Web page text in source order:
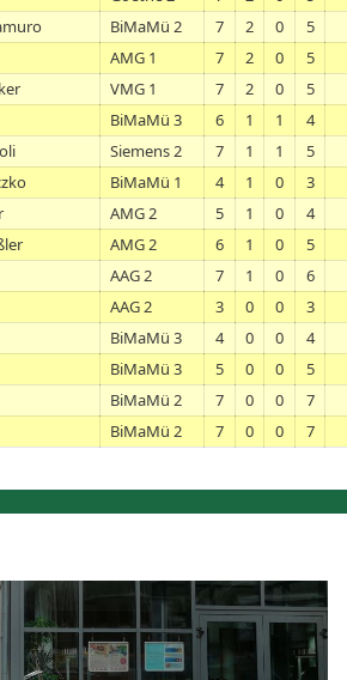
BiMaMü 2 7 2 0
5
AMG 1 7 2 0
5
VMG 1 7 2 0
5
BiMaMü 3 6 1 1
4
Siemens 2 7 1 1
5
BiMaMü 1 4 1 0
3
AMG 2 5 1 0
4
AMG 2 6 1 0
5
AAG 2 7 1 0
6
AAG 2 3 0 0
3
BiMaMü 3 4 0 0
4
BiMaMü 3 5 0 0
5
BiMaMü 2 7 0 0
7
BiMaMü 2 7 0 0 7